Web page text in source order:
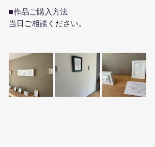
■作品ご購入方法
当日ご相談ください。